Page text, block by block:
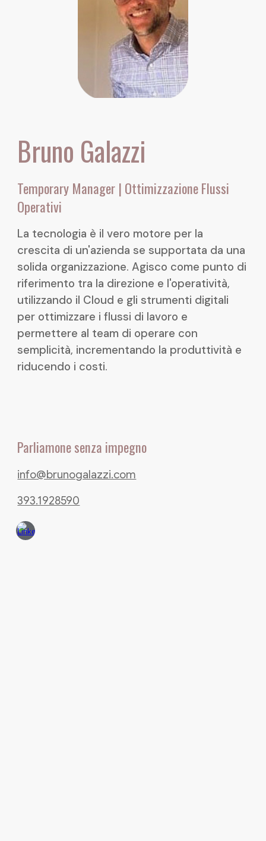
Bruno Galazzi
Temporary Manager | Ottimizzazione Flussi
Operativi
La tecnologia è il vero motore per la
crescita di un'azienda se supportata da una
solida organizzazione. Agisco come punto di
riferimento tra la direzione e l'operatività,
utilizzando il Cloud e gli strumenti digitali
per ottimizzare i flussi di lavoro e
permettere al team di operare con
semplicità, incrementando la produttività e
riducendo i costi.
Parliamone senza impegno
info@brunogalazzi.com
393.1928590